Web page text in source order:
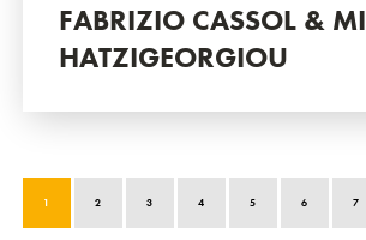
FABRIZIO CASSOL &
HATZIGEORGIOU
1 2 3 4 5 6 7